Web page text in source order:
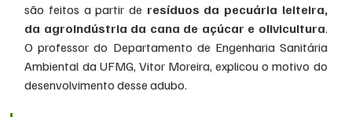
são feitos a partir de resíduos da pecuária leiteira,
da agroindústria da cana de açúcar e olivicultura.
O professor do Departamento de Engenharia Sanitária
Ambiental da UFMG, Vitor Moreira, explicou o motivo do
desenvolvimento desse adubo.